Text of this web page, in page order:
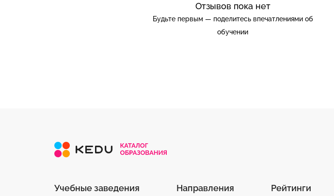
Отзывов пока нет
Будьте первым — поделитесь впечатлениями об
обучении
Учебные заведения Направления Рейтинги